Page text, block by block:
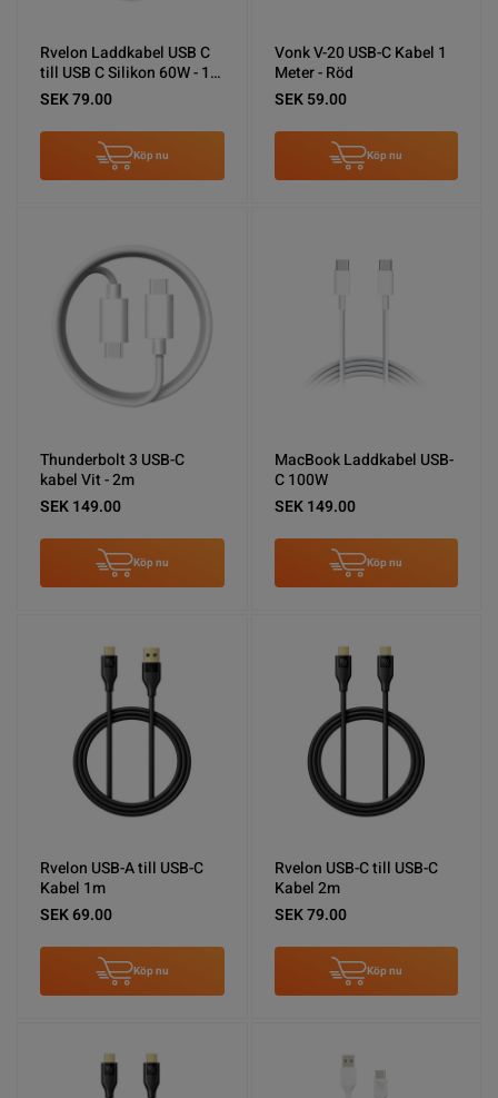
Rvelon Laddkabel USB C
till USB C Silikon 60W - 1M
Vit
SEK 79.00
Köp nu
Vonk V-20 USB-C Kabel 1
Meter - Röd
SEK 59.00
Köp nu
Thunderbolt 3 USB-C
kabel Vit - 2m
SEK 149.00
Köp nu
MacBook Laddkabel USB-
C 100W
SEK 149.00
Köp nu
Rvelon USB-A till USB-C
Kabel 1m
SEK 69.00
Köp nu
Rvelon USB-C till USB-C
Kabel 2m
SEK 79.00
Köp nu